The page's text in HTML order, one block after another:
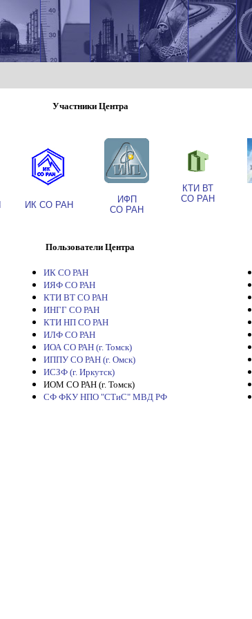
Участники Центра
ИК СО РАН
ИФП
СО РАН
КТИ ВТ
СО РАН
Пользователи Центра
ИК СО РАН
ИЯФ СО РАН
КТИ ВТ СО РАН
ИНГГ СО РАН
КТИ НП СО РАН
ИЛФ СО РАН
ИОА СО РАН (г. Томск)
ИППУ СО РАН (г. Омск)
ИСЗФ (г. Иркутск)
ИОМ СО РАН (г. Томск)
СФ ФКУ НПО "СТиС" МВД РФ